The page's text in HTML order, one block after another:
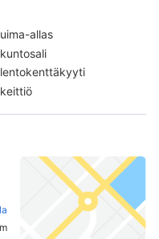
uima-allas
kuntosali
lentokenttäkyyti
keittiö